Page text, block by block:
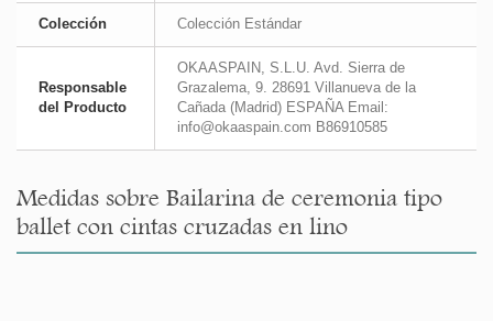
Colección Colección Estándar
Responsable
del Producto
OKAASPAIN, S.L.U. Avd. Sierra de
Grazalema, 9. 28691 Villanueva de la
Cañada (Madrid) ESPAÑA Email:
info@okaaspain.com B86910585
Medidas sobre Bailarina de ceremonia tipo
ballet con cintas cruzadas en lino